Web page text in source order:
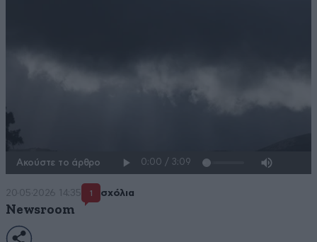
Ακούστε το άρθρο
20·05·2026 14:35 1 σχόλια
Newsroom